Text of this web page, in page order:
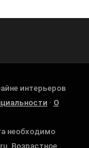
интерьеров
· О
необходимо
Возрастное